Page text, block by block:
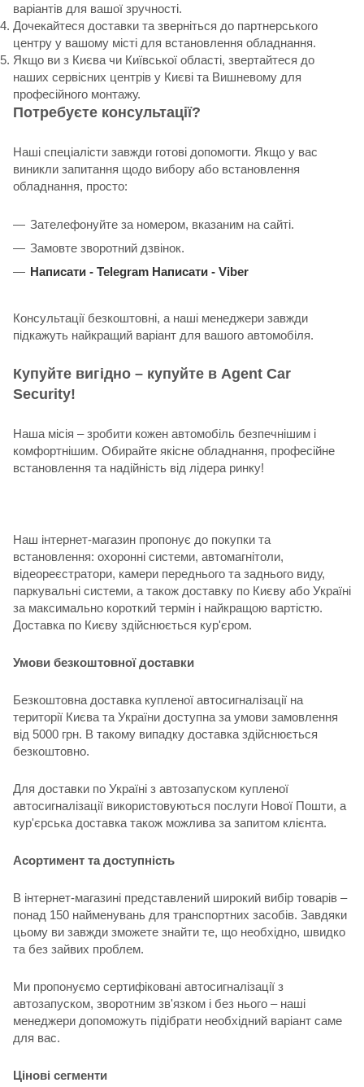
варіантів для вашої зручності.
Дочекайтеся доставки та зверніться до партнерського
центру у вашому місті для встановлення обладнання.
Якщо ви з Києва чи Київської області, звертайтеся до
наших сервісних центрів у Києві та Вишневому для
професійного монтажу.
Потребуєте консультації?
Наші спеціалісти завжди готові допомогти. Якщо у вас
виникли запитання щодо вибору або встановлення
обладнання, просто:
Зателефонуйте за номером, вказаним на сайті.
Замовте зворотний дзвінок.
Написати - Telegram Написати - Viber
Консультації безкоштовні, а наші менеджери завжди
підкажуть найкращий варіант для вашого автомобіля.
Купуйте вигідно – купуйте в Agent Car
Security!
Наша місія – зробити кожен автомобіль безпечнішим і
комфортнішим. Обирайте якісне обладнання, професійне
встановлення та надійність від лідера ринку!
Наш інтернет-магазин пропонує до покупки та
встановлення: охоронні системи, автомагнітоли,
відеореєстратори, камери переднього та заднього виду,
паркувальні системи, а також доставку по Києву або Україні
за максимально короткий термін і найкращою вартістю.
Доставка по Києву здійснюється кур'єром.
Умови безкоштовної доставки
Безкоштовна доставка купленої автосигналізації на
території Києва та України доступна за умови замовлення
від 5000 грн. В такому випадку доставка здійснюється
безкоштовно.
Для доставки по Україні з автозапуском купленої
автосигналізації використовуються послуги Нової Пошти, а
кур'єрська доставка також можлива за запитом клієнта.
Асортимент та доступність
В інтернет-магазині представлений широкий вибір товарів –
понад 150 найменувань для транспортних засобів. Завдяки
цьому ви завжди зможете знайти те, що необхідно, швидко
та без зайвих проблем.
Ми пропонуємо сертифіковані автосигналізації з
автозапуском, зворотним зв'язком і без нього – наші
менеджери допоможуть підібрати необхідний варіант саме
для вас.
Цінові сегменти